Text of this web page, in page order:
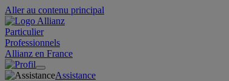
Aller au contenu principal
Particulier
Professionnels
Allianz en France
Assistance